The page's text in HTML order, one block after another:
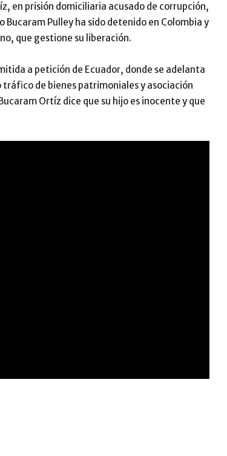
en prisión domiciliaria acusado de corrupción,
Pulley ha sido detenido en Colombia y
que gestione su liberación.
a petición de Ecuador, donde se adelanta
de bienes patrimoniales y asociación
Ortíz dice que su hijo es inocente y que